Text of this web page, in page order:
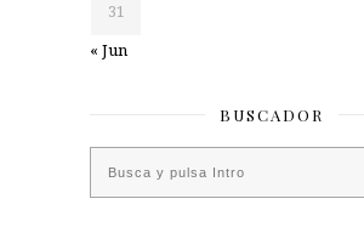
31
« Jun
BUSCADOR